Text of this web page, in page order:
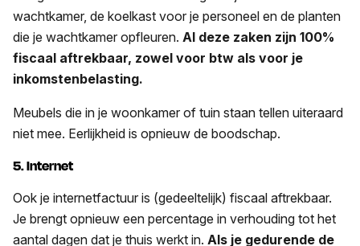
wachtkamer, de koelkast voor je personeel en de planten
die je wachtkamer opfleuren. Al deze zaken zijn 100%
fiscaal aftrekbaar, zowel voor btw als voor je
inkomstenbelasting.
Meubels die in je woonkamer of tuin staan tellen uiteraard
niet mee. Eerlijkheid is opnieuw de boodschap.
5. Internet
Ook je internetfactuur is (gedeeltelijk) fiscaal aftrekbaar.
Je brengt opnieuw een percentage in verhouding tot het
aantal dagen dat je thuis werkt in. Als je gedurende de